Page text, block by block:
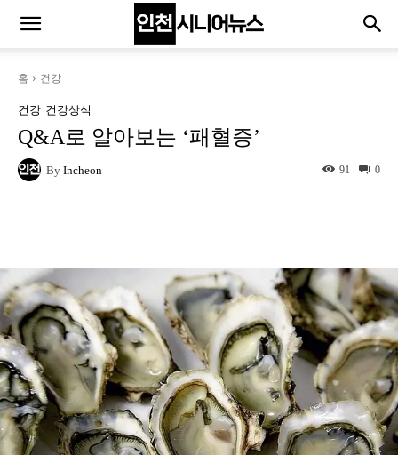
홈 건강
건강 건강상식
Q&A로 알아보는 ‘패혈증’
By Incheon 0
91